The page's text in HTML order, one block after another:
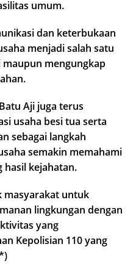
umum.
dan keterbukaan
menjadi salah satu
mengungkap
Aji juga terus
usaha besi tua serta
sebagai langkah
semakin memahami
hasil kejahatan.
masyarakat untuk
lingkungan dengan
yang
Kepolisian 110 yang